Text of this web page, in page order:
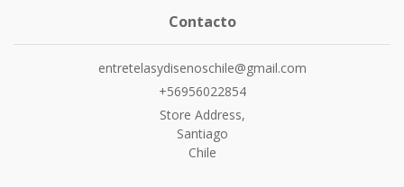
Contacto
entretelasydisenoschile@gmail.com
+56956022854
Store Address,
Santiago
Chile